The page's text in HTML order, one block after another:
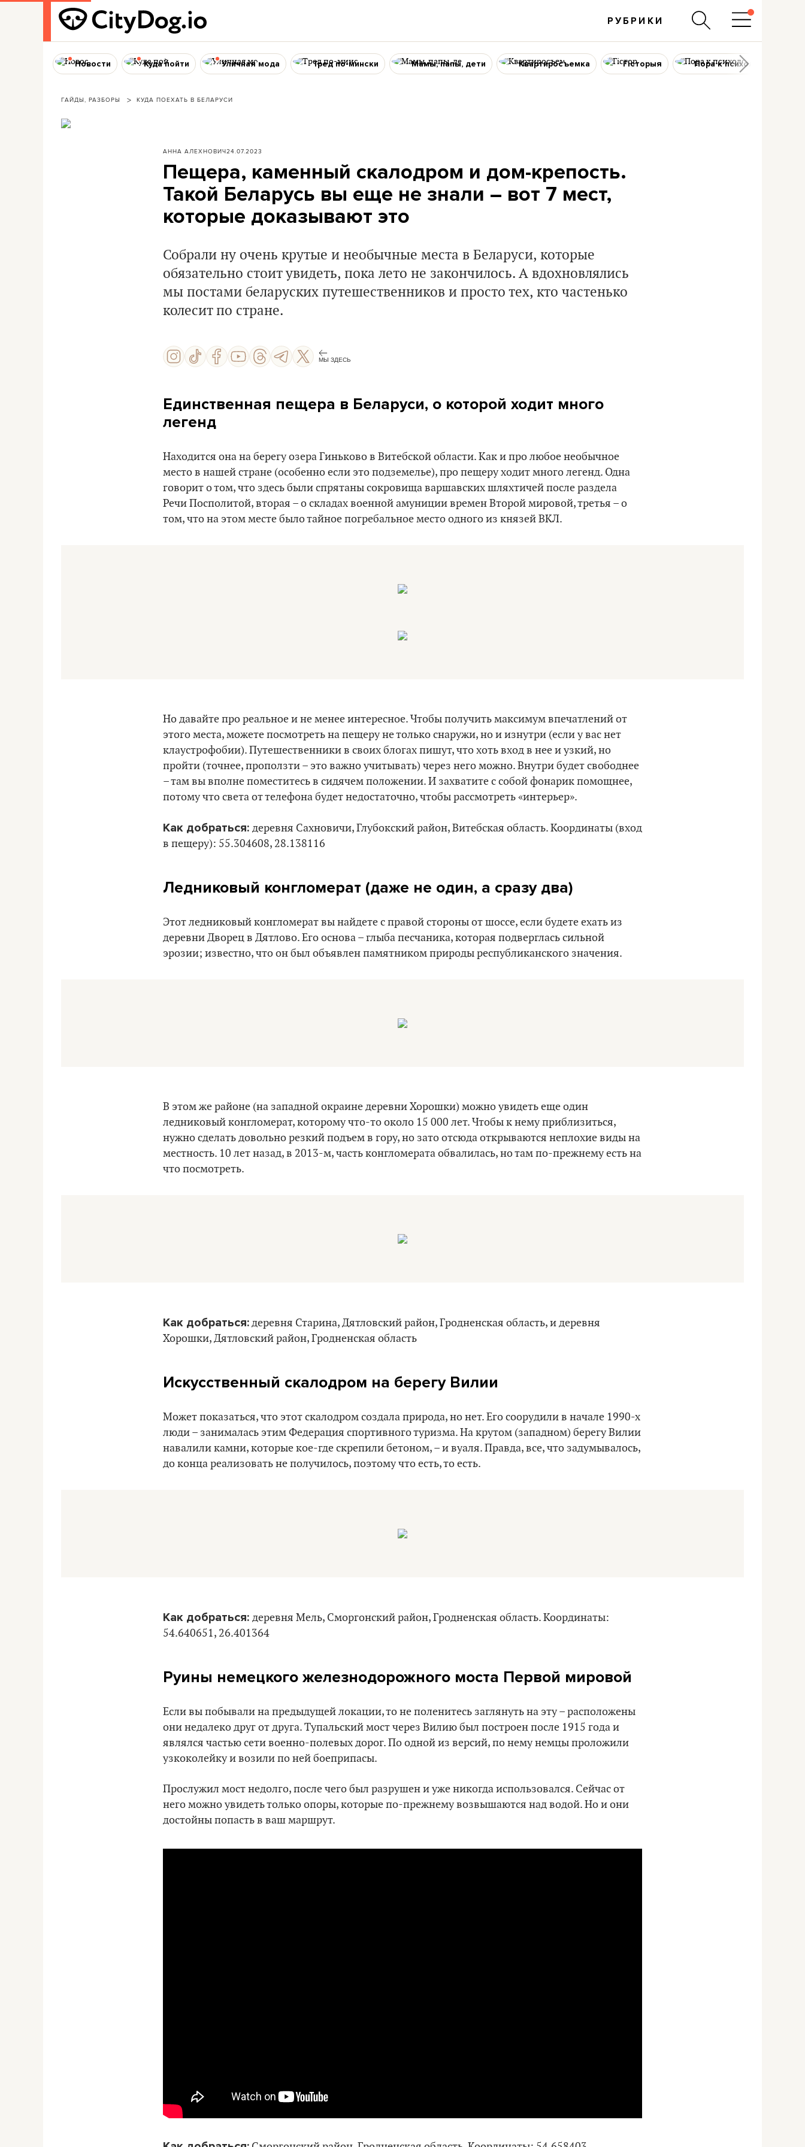
РУБРИКИ
Новости Куда пойти Уличная мода Тред по-мински Мамы, папы, дети Квартиросъемка Гісторыя Пора к психологу
ГАЙДЫ, РАЗБОРЫ КУДА ПОЕХАТЬ В БЕЛАРУСИ
АННА АЛЕХНОВИЧ24.07.2023
Пещера, каменный скалодром и дом-крепость.
Такой Беларусь вы еще не знали – вот 7 мест,
которые доказывают это
Собрали ну очень крутые и необычные места в Беларуси, которые
обязательно стоит увидеть, пока лето не закончилось. А вдохновлялись
мы постами беларуских путешественников и просто тех, кто частенько
колесит по стране.
МЫ ЗДЕСЬ
Единственная пещера в Беларуси, о которой ходит много
легенд
Находится она на берегу озера Гиньково в Витебской области. Как и про любое необычное
место в нашей стране (особенно если это подземелье), про пещеру ходит много легенд. Одна
говорит о том, что здесь были спрятаны сокровища варшавских шляхтичей после раздела
Речи Посполитой, вторая – о складах военной амуниции времен Второй мировой, третья – о
том, что на этом месте было тайное погребальное место одного из князей ВКЛ.
Но давайте про реальное и не менее интересное. Чтобы получить максимум впечатлений от
этого места, можете посмотреть на пещеру не только снаружи, но и изнутри (если у вас нет
клаустрофобии). Путешественники в своих блогах пишут, что хоть вход в нее и узкий, но
пройти (точнее, проползти – это важно учитывать) через него можно. Внутри будет свободнее
– там вы вполне поместитесь в сидячем положении. И захватите с собой фонарик помощнее,
потому что света от телефона будет недостаточно, чтобы рассмотреть «интерьер».
Как добраться: деревня Сахновичи, Глубокский район, Витебская область. Координаты (вход
в пещеру): 55.304608, 28.138116
Ледниковый конгломерат (даже не один, а сразу два)
Этот ледниковый конгломерат вы найдете с правой стороны от шоссе, если будете ехать из
деревни Дворец в Дятлово. Его основа – глыба песчаника, которая подверглась сильной
эрозии; известно, что он был объявлен памятником природы республиканского значения.
В этом же районе (на западной окраине деревни Хорошки) можно увидеть еще один
ледниковый конгломерат, которому что-то около 15 000 лет. Чтобы к нему приблизиться,
нужно сделать довольно резкий подъем в гору, но зато отсюда открываются неплохие виды на
местность. 10 лет назад, в 2013-м, часть конгломерата обвалилась, но там по-прежнему есть на
что посмотреть.
Как добраться:деревня Старина, Дятловский район, Гродненская область, и деревня
Хорошки, Дятловский район, Гродненская область
Искусственный скалодром на берегу Вилии
Может показаться, что этот скалодром создала природа, но нет. Его соорудили в начале 1990-х
люди – занималась этим Федерация спортивного туризма. На крутом (западном) берегу Вилии
навалили камни, которые кое-где скрепили бетоном, – и вуаля. Правда, все, что задумывалось,
до конца реализовать не получилось, поэтому что есть, то есть.
Как добраться: деревня Мель, Сморгонский район, Гродненская область. Координаты:
54.640651, 26.401364
Руины немецкого железнодорожного моста Первой мировой
Если вы побывали на предыдущей локации, то не поленитесь заглянуть на эту – расположены
они недалеко друг от друга. Тупальский мост через Вилию был построен после 1915 года и
являлся частью сети военно-полевых дорог. По одной из версий, по нему немцы проложили
узкоколейку и возили по ней боеприпасы.
Прослужил мост недолго, после чего был разрушен и уже никогда использовался. Сейчас от
него можно увидеть только опоры, которые по-прежнему возвышаются над водой. Но и они
достойны попасть в ваш маршрут.